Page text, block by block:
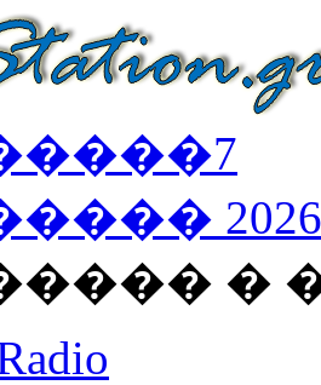
7
2026
�